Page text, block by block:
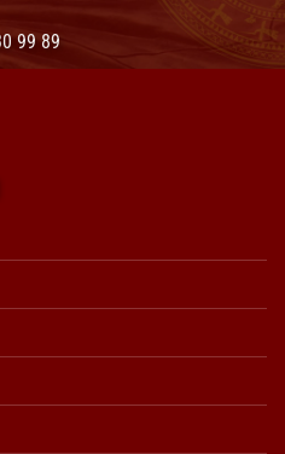
99 89